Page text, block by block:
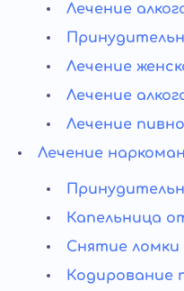
Лечение
Лечение
Лечение
Лечение
Лечение
Капельница
Снятие ломки
Кодирование